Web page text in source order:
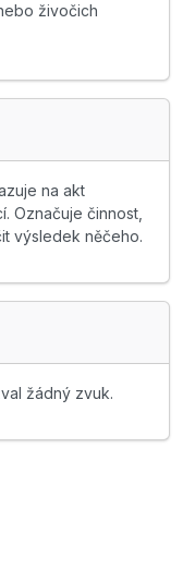
živočich
na akt
Označuje činnost,
výsledek něčeho.
žádný zvuk.